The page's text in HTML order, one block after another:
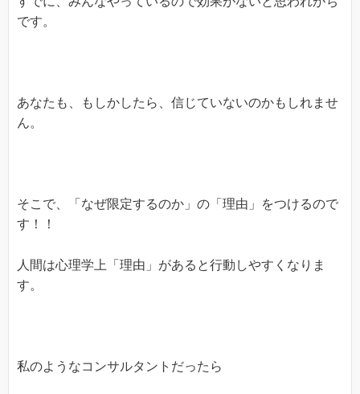
です。
あなたも、もしかしたら、信じていないのかもしれませ
ん。
そこで、「なぜ限定するのか」の「理由」をつけるので
す！！
人間は心理学上「理由」があると行動しやすくなりま
す。
私のようなコンサルタントだったら